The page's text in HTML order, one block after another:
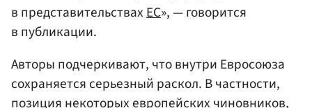
в представительствах ЕС», — говорится
в публикации.
Авторы подчеркивают, что внутри Евросоюза
сохраняется серьезный раскол. В частности,
позиция некоторых европейских чиновников,